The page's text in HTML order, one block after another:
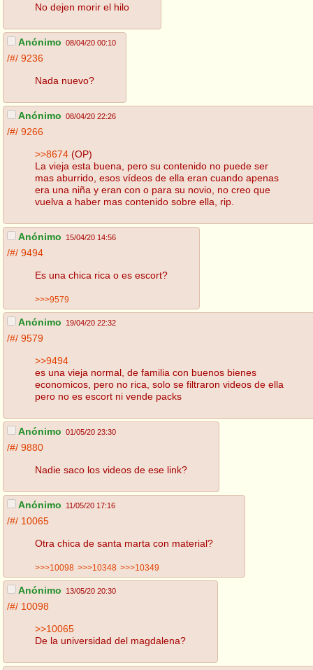
No dejen morir el hilo
Anónimo 08/04/20 00:10
/#/ 9236
Nada nuevo?
Anónimo 08/04/20 22:26
/#/ 9266
>>8674 (OP)
La vieja esta buena, pero su contenido no puede ser
mas aburrido, esos vídeos de ella eran cuando apenas
era una niña y eran con o para su novio, no creo que
vuelva a haber mas contenido sobre ella, rip.
Anónimo 15/04/20 14:56
/#/ 9494
Es una chica rica o es escort?
>>>9579
Anónimo 19/04/20 22:32
/#/ 9579
>>9494
es una vieja normal, de familia con buenos bienes
economicos, pero no rica, solo se filtraron videos de ella
pero no es escort ni vende packs
Anónimo 01/05/20 23:30
/#/ 9880
Nadie saco los videos de ese link?
Anónimo 11/05/20 17:16
/#/ 10065
Otra chica de santa marta con material?
>>>10098 >>>10348 >>>10349
Anónimo 13/05/20 20:30
/#/ 10098
>>10065
De la universidad del magdalena?